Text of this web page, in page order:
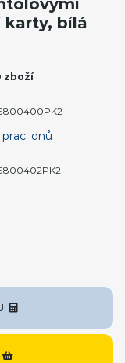
karty, bílá
zboží
prac. dnů